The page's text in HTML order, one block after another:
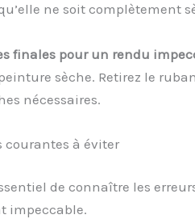
ne soit complètement
finales pour un rendu
sèche. Retirez le
nécessaires.
courantes à éviter
de connaître les
impeccable.